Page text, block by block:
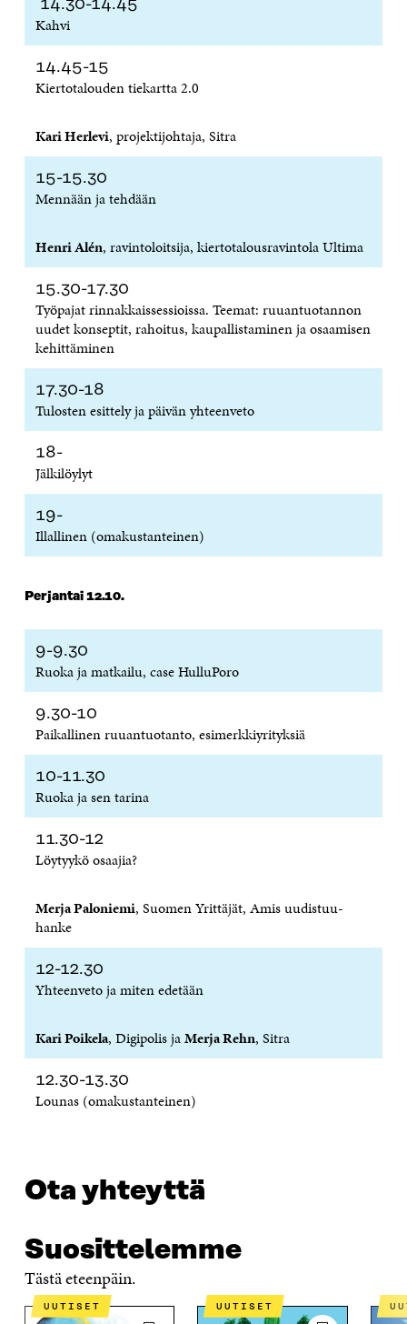
14.30-14.45
Kahvi
14.45-15
Kiertotalouden tiekartta 2.0
Kari Herlevi, projektijohtaja, Sitra
15-15.30
Mennään ja tehdään
Henri Alén, ravintoloitsija, kiertotalousravintola Ultima
15.30-17.30
Työpajat rinnakkaissessioissa. Teemat: ruuantuotannon
uudet konseptit, rahoitus, kaupallistaminen ja osaamisen
kehittäminen
17.30-18
Tulosten esittely ja päivän yhteenveto
18-
Jälkilöylyt
19-
Illallinen (omakustanteinen)
Perjantai 12.10.
9-9.30
Ruoka ja matkailu, case HulluPoro
9.30-10
Paikallinen ruuantuotanto, esimerkkiyrityksiä
10-11.30
Ruoka ja sen tarina
11.30-12
Löytyykö osaajia?
Merja Paloniemi, Suomen Yrittäjät, Amis uudistuu-
hanke
12-12.30
Yhteenveto ja miten edetään
Kari Poikela, Digipolis jaMerja Rehn, Sitra
12.30-13.30
Lounas (omakustanteinen)
Ota yhteyttä
Suosittelemme
Tästä eteenpäin.
UUTISET UUTISET